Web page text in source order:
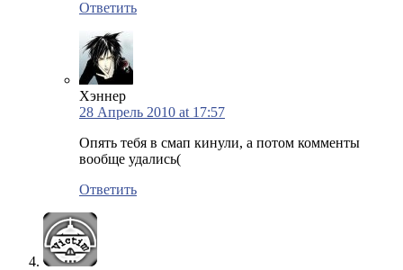
Ответить
Хэннер
28 Апрель 2010 at 17:57
Опять тебя в смап кинули, а потом комменты
вообще удались(
Ответить